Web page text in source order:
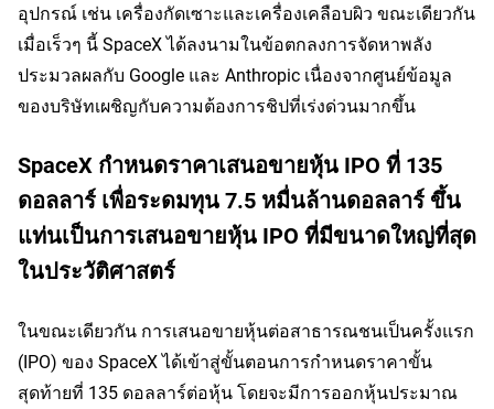
อุปกรณ์ เช่น เครื่องกัดเซาะและเครื่องเคลือบผิว ขณะเดียวกัน
เมื่อเร็วๆ นี้ SpaceX ได้ลงนามในข้อตกลงการจัดหาพลัง
ประมวลผลกับ Google และ Anthropic เนื่องจากศูนย์ข้อมูล
ของบริษัทเผชิญกับความต้องการชิปที่เร่งด่วนมากขึ้น
SpaceX กำหนดราคาเสนอขายหุ้น IPO ที่ 135
ดอลลาร์ เพื่อระดมทุน 7.5 หมื่นล้านดอลลาร์ ขึ้น
แท่นเป็นการเสนอขายหุ้น IPO ที่มีขนาดใหญ่ที่สุด
ในประวัติศาสตร์
ในขณะเดียวกัน การเสนอขายหุ้นต่อสาธารณชนเป็นครั้งแรก
(IPO) ของ SpaceX ได้เข้าสู่ขั้นตอนการกำหนดราคาขั้น
สุดท้ายที่ 135 ดอลลาร์ต่อหุ้น โดยจะมีการออกหุ้นประมาณ